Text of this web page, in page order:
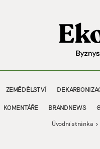
ZEMĚDĚLSTVÍ
KOMENTÁŘE BRANDNEWS
Úvodní stránka